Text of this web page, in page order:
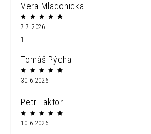
Vera Mladonicka
7.7.2026
1
Tomáš Pýcha
30.6.2026
Petr Faktor
10.6.2026